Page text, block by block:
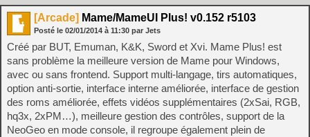
[Arcade] Mame/MameUI Plus! v0.152 r5103
Posté le 02/01/2014 à 11:30 par Jets
Créé par BUT, Emuman, K&K, Sword et Xvi. Mame Plus! est
sans problème la meilleure version de Mame pour Windows,
avec ou sans frontend. Support multi-langage, tirs automatiques,
option anti-sortie, interface interne améliorée, interface de gestion
des roms améliorée, effets vidéos supplémentaires (2xSai, RGB,
hq3x, 2xPM…), meilleure gestion des contrôles, support de la
NeoGeo en mode console, il regroupe également plein de